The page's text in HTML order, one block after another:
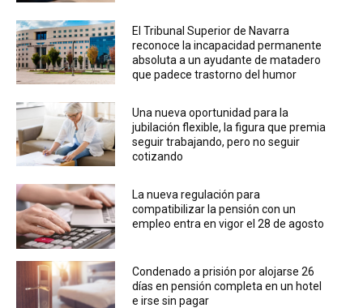
El Tribunal Superior de Navarra
reconoce la incapacidad permanente
absoluta a un ayudante de matadero
que padece trastorno del humor
Una nueva oportunidad para la
jubilación flexible, la figura que premia
seguir trabajando, pero no seguir
cotizando
La nueva regulación para
compatibilizar la pensión con un
empleo entra en vigor el 28 de agosto
Condenado a prisión por alojarse 26
días en pensión completa en un hotel
e irse sin pagar